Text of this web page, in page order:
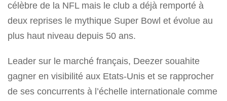
célèbre de la NFL mais le club a déjà remporté à
deux reprises le mythique Super Bowl et évolue au
plus haut niveau depuis 50 ans.
Leader sur le marché français, Deezer souahite
gagner en visibilité aux Etats-Unis et se rapprocher
de ses concurrents à l’échelle internationale comme